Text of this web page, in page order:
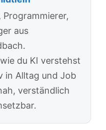
Programmierer,
aus
du KI verstehst
in Alltag und Job
verständlich